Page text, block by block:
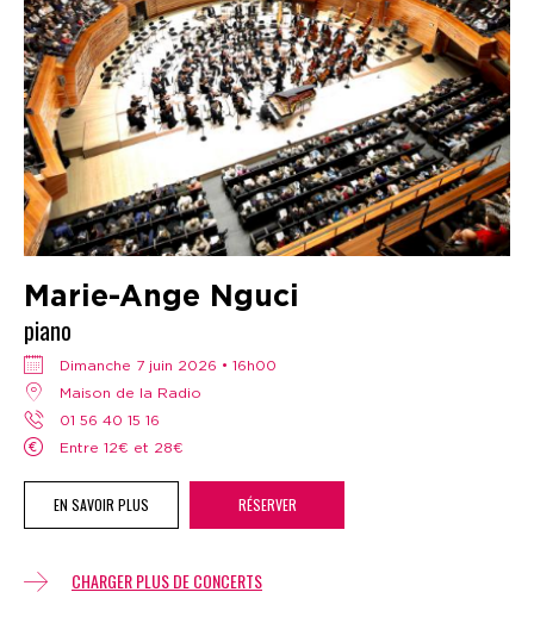
Marie-Ange Nguci
piano
dimanche 7 juin 2026 • 16h00
Maison de la Radio
01 56 40 15 16
Entre 12€ et 28€
EN SAVOIR PLUS RÉSERVER
CHARGER PLUS DE CONCERTS